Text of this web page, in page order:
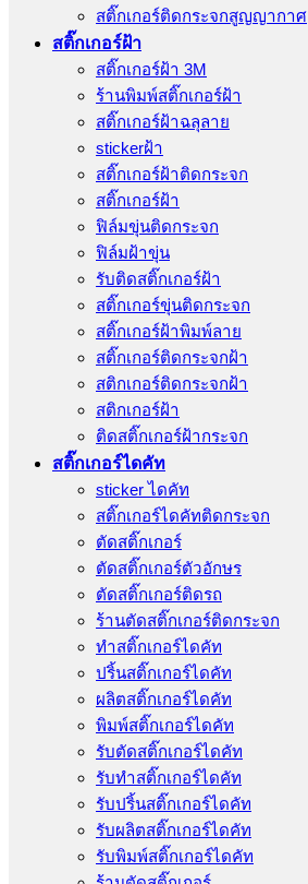
สติ๊กเกอร์ติดกระจกสูญญากาศ
สติ๊กเกอร์ฝ้า
สติ๊กเกอร์ฝ้า 3M
ร้านพิมพ์สติ๊กเกอร์ฝ้า
สติ๊กเกอร์ฝ้าฉลุลาย
stickerฝ้า
สติ๊กเกอร์ฝ้าติดกระจก
สติ๊กเกอร์ฝ้า
ฟิล์มขุ่นติดกระจก
ฟิล์มฝ้าขุ่น
รับติดสติ๊กเกอร์ฝ้า
สติ๊กเกอร์ขุ่นติดกระจก
สติ๊กเกอร์ฝ้าพิมพ์ลาย
สติ๊กเกอร์ติดกระจกฝ้า
สติกเกอร์ติดกระจกฝ้า
สติกเกอร์ฝ้า
ติดสติ๊กเกอร์ฝ้ากระจก
สติ๊กเกอร์ไดคัท
sticker ไดคัท
สติ๊กเกอร์ไดคัทติดกระจก
ตัดสติ๊กเกอร์
ตัดสติ๊กเกอร์ตัวอักษร
ตัดสติ๊กเกอร์ติดรถ
ร้านตัดสติ๊กเกอร์ติดกระจก
ทำสติ๊กเกอร์ไดคัท
ปริ้นสติ๊กเกอร์ไดคัท
ผลิตสติ๊กเกอร์ไดคัท
พิมพ์สติ๊กเกอร์ไดคัท
รับตัดสติ๊กเกอร์ไดคัท
รับทําสติ๊กเกอร์ไดคัท
รับปริ้นสติ๊กเกอร์ไดคัท
รับผลิตสติ๊กเกอร์ไดคัท
รับพิมพ์สติ๊กเกอร์ไดคัท